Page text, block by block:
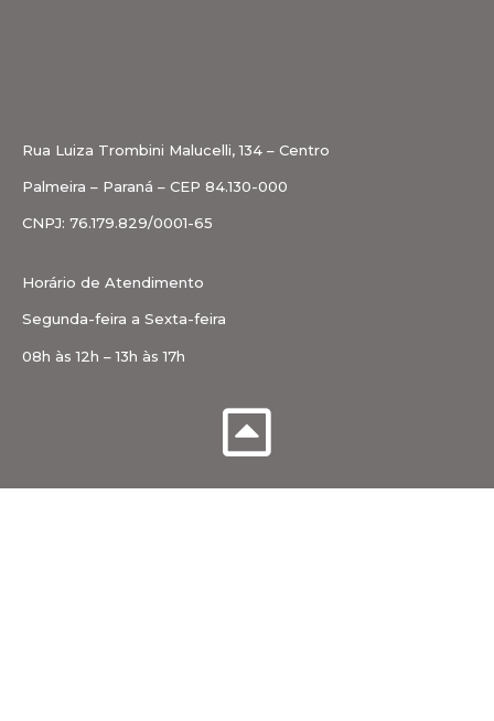
Rua Luiza Trombini Malucelli, 134 – Centro
Palmeira – Paraná – CEP 84.130-000
CNPJ: 76.179.829/0001-65
Horário de Atendimento
Segunda-feira a Sexta-feira
08h às 12h – 13h às 17h